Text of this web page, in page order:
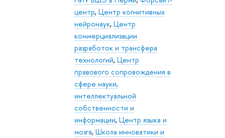
центр,Центр когнитивных
нейронаук,Центр
коммерциализации
разработок и трансфера
технологий,Центр
правового сопровождения в
сфере науки,
интеллектуальной
собственности и
информации,Центр языка и
мозга,Школа инноватики и